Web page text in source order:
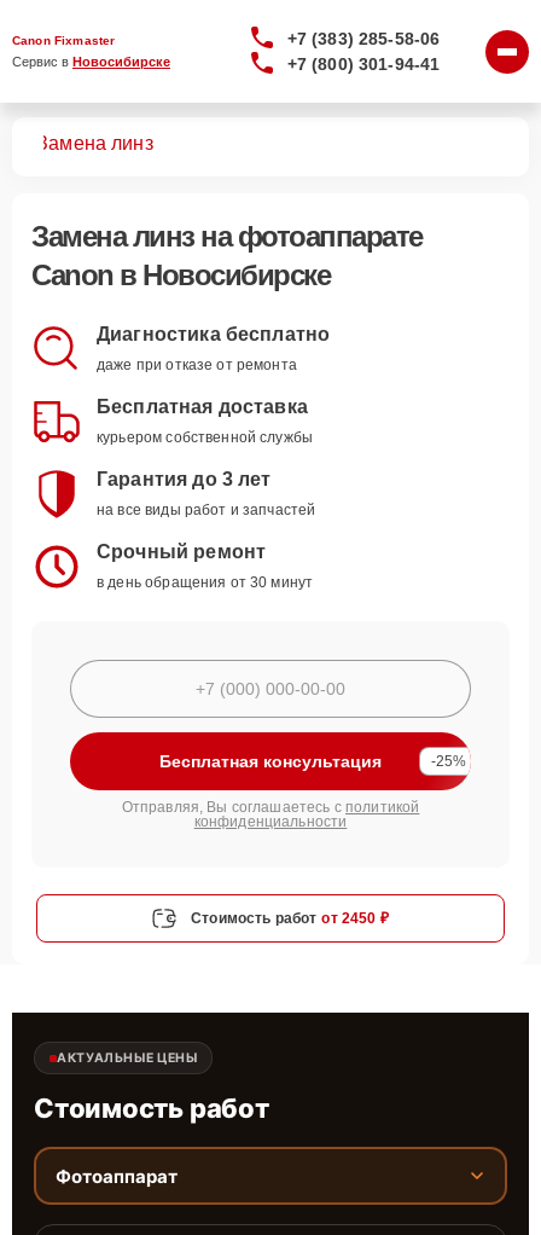
Canon Fixmaster
Сервис в Новосибирске
+7 (383) 285-58-06
+7 (800) 301-94-41
Замена линз
Замена линзна фотоаппарате
Canon в Новосибирске
Диагностика бесплатно
даже при отказе от ремонта
Бесплатная доставка
курьером собственной службы
Гарантия до 3 лет
на все виды работ и запчастей
Срочный ремонт
в день обращения от 30 минут
Бесплатная консультация -25%
Отправляя, Вы соглашаетесь с политикой
конфиденциальности
Стоимость работ от 2450 ₽
АКТУАЛЬНЫЕ ЦЕНЫ
Стоимость работ
Фотоаппарат